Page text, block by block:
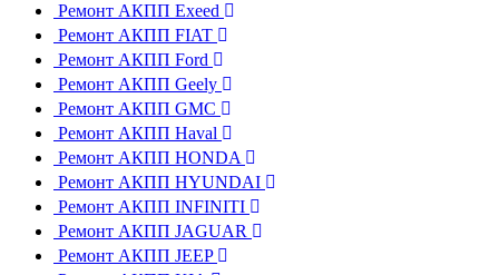
Ремонт АКПП Exeed
Ремонт АКПП FIAT
Ремонт АКПП Ford
Ремонт АКПП Geely
Ремонт АКПП GMC
Ремонт АКПП Haval
Ремонт АКПП HONDA
Ремонт АКПП HYUNDAI
Ремонт АКПП INFINITI
Ремонт АКПП JAGUAR
Ремонт АКПП JEEP